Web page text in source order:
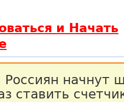
и Начать
Россиян начнут
ставить